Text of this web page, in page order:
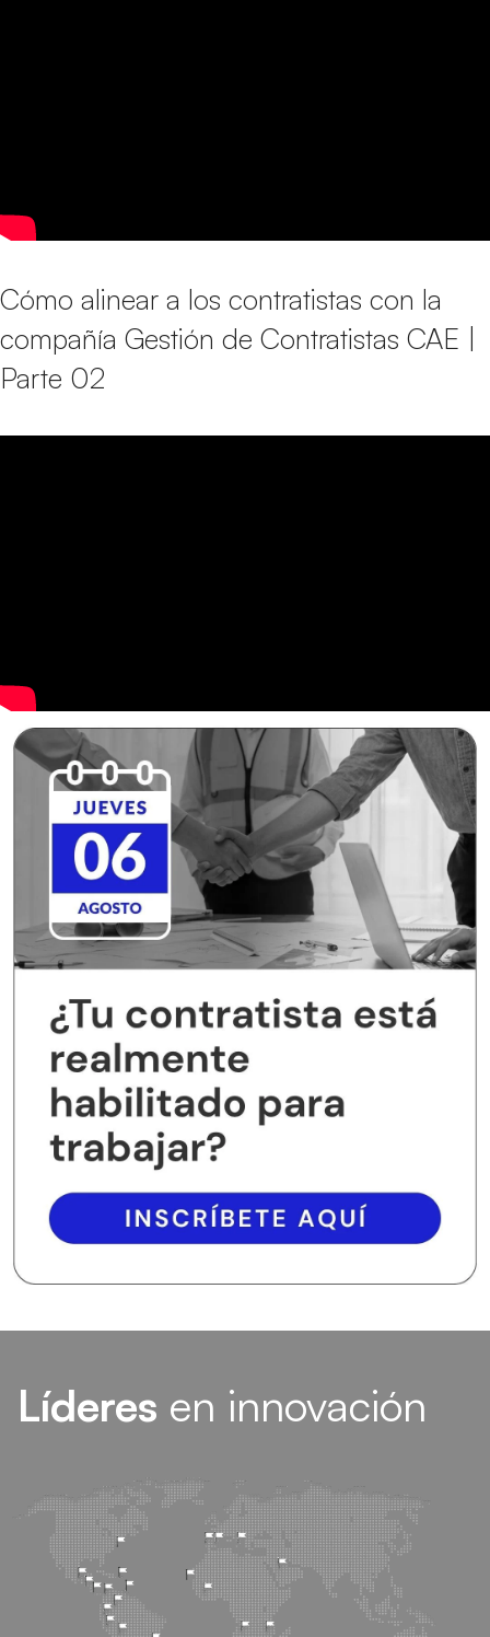
Cómo alinear a los contratistas con la
compañía Gestión de Contratistas CAE |
Parte 02
Líderes en innovación